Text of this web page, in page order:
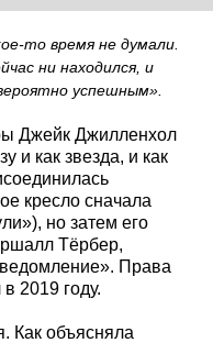
то время не думали.
ни находился, и
успешным».
Джейк Джилленхол
и как звезда, и как
кресло сначала
но затем его
Тёрбер,
Права
2019 году.
Как объясняла